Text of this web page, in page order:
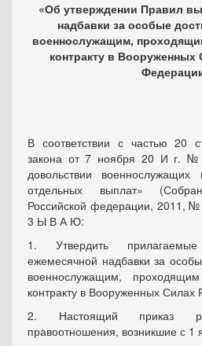
«Об утверждении Правил
надбавки за особые
военнослужащим,
контракту в Вооруженных
В соответствии с частью 20
закона от 7 ноября 20 И г.
довольствии
отдельных выплат»
Российской федерации, 2011,
3 Ы В А Ю:
1. Утвердить
ежемесячной надбавки за
военнослужащим,
контракту в Вооруженных Силах
2. Настоящий приказ
правоотношения, возникшие с 1